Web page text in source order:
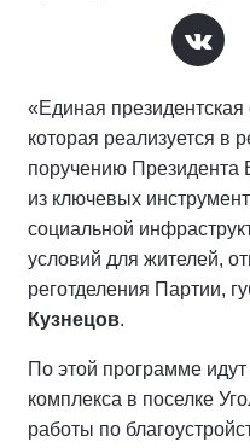
«Единая
которая реализуется в
поручению Президента
из ключевых
социальной
условий для жителей,
реготделения Партии,
Кузнецов.
По этой программе идут
комплекса в поселке
работы по